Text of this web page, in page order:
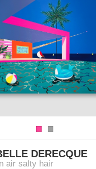
DERECQUE
air salty hair